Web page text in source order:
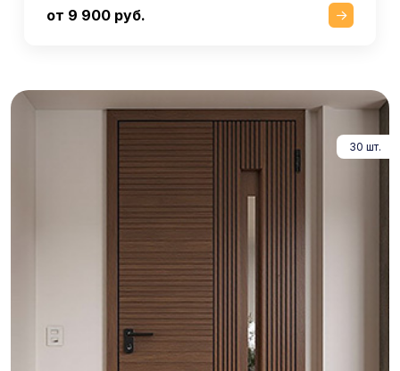
от 9 900 руб.
30 шт.